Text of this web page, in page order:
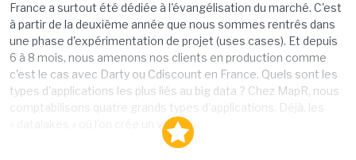
France a surtout été dédiée à l'évangélisation du marché. C'est
à partir de la deuxième année que nous sommes rentrés dans
une phase d'expérimentation de projet (uses cases). Et depuis
6 à 8 mois, nous amenons nos clients en production comme
c'est le cas avec Darty ou Cdiscount en France. Quels sont les
types d'applications les plus liés au big data ? Chez MapR, nous
comptabilisons quatre grands types d'applications. Déjà, les
« datalakes » où l'on crée un vaste...